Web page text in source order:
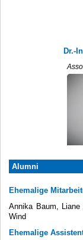
Dr.-
Alumni
Ehemalige
Annika Baum,
Wind
Ehemalige